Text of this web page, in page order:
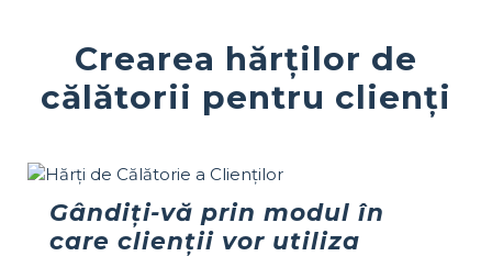
Crearea hărților de
călătorii pentru clienți
Gândiți-vă prin modul în
care clienții vor utiliza